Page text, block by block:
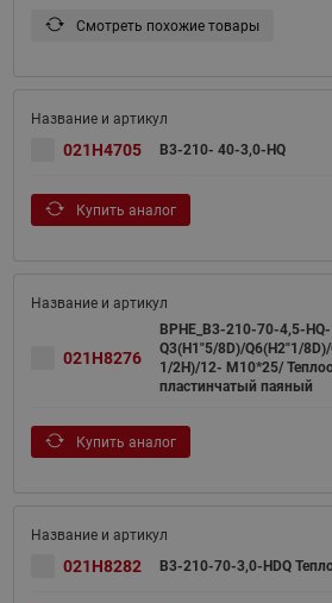
Смотреть похожие товары
021H4705 B3-210- 40-3,0-HQ
Купить аналог
021H8276
BPHE_B3-210-70-4,5-HQ-
Q3(H1"5/8D)/Q6(H2"1/
1/2H)/12- M10*25/
пластинчатый паяный
Купить аналог
021H8282 B3-210-70-3,0-HDQ